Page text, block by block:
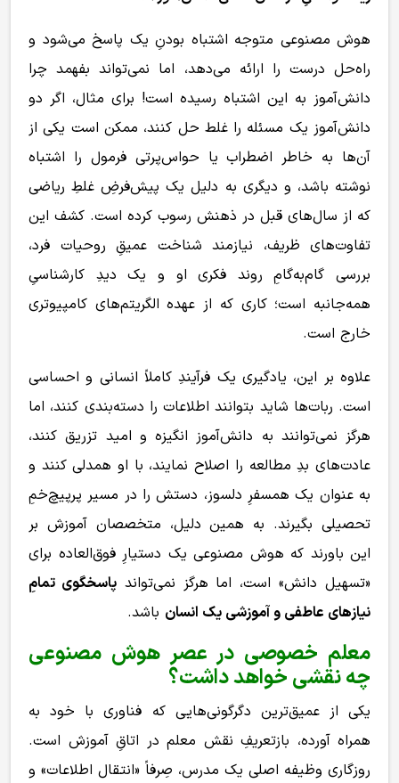
هوش مصنوعی متوجه اشتباه بودنِ یک پاسخ می‌شود و
راه‌حل درست را ارائه می‌دهد، اما نمی‌تواند بفهمد چرا
دانش‌آموز به این اشتباه رسیده است! برای مثال، اگر دو
دانش‌آموز یک مسئله را غلط حل کنند، ممکن است یکی از
آن‌ها به خاطر اضطراب یا حواس‌پرتی فرمول را اشتباه
نوشته باشد، و دیگری به دلیل یک پیش‌فرضِ غلطِ ریاضی
که از سال‌های قبل در ذهنش رسوب کرده است. کشف این
تفاوت‌های ظریف، نیازمند شناخت عمیقِ روحیات فرد،
بررسی گام‌به‌گامِ روند فکری او و یک دیدِ کارشناسیِ
همه‌جانبه است؛ کاری که از عهده الگریتم‌های کامپیوتری
خارج است.
علاوه بر این، یادگیری یک فرآیندِ کاملاً انسانی و احساسی
است. ربات‌ها شاید بتوانند اطلاعات را دسته‌بندی کنند، اما
هرگز نمی‌توانند به دانش‌آموز انگیزه و امید تزریق کنند،
عادت‌های بدِ مطالعه را اصلاح نمایند، با او همدلی کنند و
به عنوان یک همسفرِ دلسوز، دستش را در مسیر پرپیچ‌خمِ
تحصیلی بگیرند. به همین دلیل، متخصصان آموزش بر
این باورند که هوش مصنوعی یک دستیارِ فوق‌العاده برای
«تسهیل دانش» است، اما هرگز نمی‌تواندپاسخگوی تمامِ
نیازهای عاطفی و آموزشی یک انسان باشد.
معلم خصوصی در عصر هوش مصنوعی
چه نقشی خواهد داشت؟
یکی از عمیق‌ترین دگرگونی‌هایی که فناوری با خود به
همراه آورده، بازتعریفِ نقش معلم در اتاقِ آموزش است.
روزگاری وظیفه اصلی یک مدرس، صِرفاً «انتقال اطلاعات» و